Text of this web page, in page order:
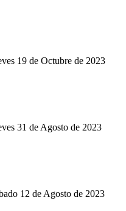
19 de Octubre de 2023
31 de Agosto de 2023
12 de Agosto de 2023